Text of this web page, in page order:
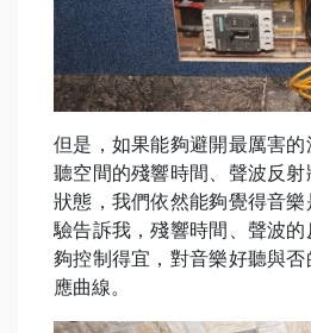
但是，如果能夠避開最厲害
聽空間的殘響時間、聲波反
狀態，我們依然能夠覺得音
驗告訴我，殘響時間、聲波
夠控制得宜，對音樂好聽與
應曲線。